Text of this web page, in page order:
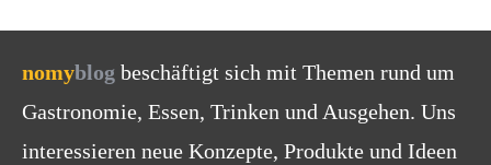
nomyblog beschäftigt sich mit Themen rund um
Gastronomie, Essen, Trinken und Ausgehen. Uns
interessieren neue Konzepte, Produkte und Ideen